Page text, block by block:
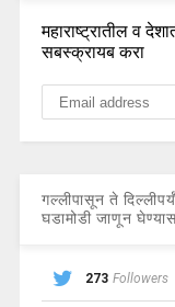
महाराष्ट्रातील व
सबस्क्रायब करा
गल्लीपासून ते
घडामोडी जाणून
273 Followers